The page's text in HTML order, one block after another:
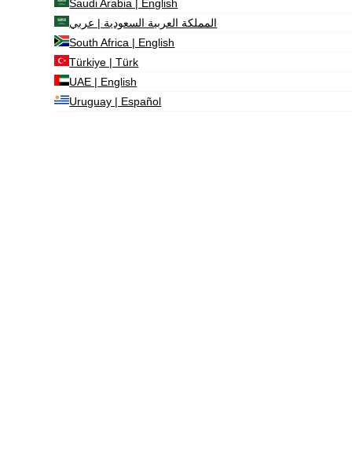
Saudi Arabia | English
المملكة العربية السعودية | عربي
South Africa | English
Türkiye | Türk
UAE | English
Uruguay | Español